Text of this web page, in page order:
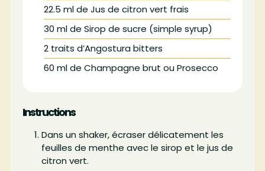
22.5 mlde Jus de citron vert frais
30 mlde Sirop de sucre (simple syrup)
2 traits d’Angostura bitters
60 mlde Champagne brut ou Prosecco
Instructions
Dans un shaker, écraser délicatement les
feuilles de menthe avec le sirop et le jus de
citron vert.